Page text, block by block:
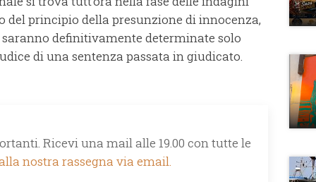
principio della presunzione di innocenza,
definitivamente determinate solo
di una sentenza passata in giudicato.
Ricevi una mail alle 19.00 con tutte le
nostra rassegna via email.